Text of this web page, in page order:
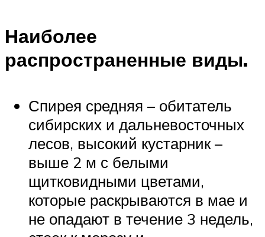
Наиболее
распространенные виды.
Спирея средняя – обитатель
сибирских и дальневосточных
лесов, высокий кустарник –
выше 2 м с белыми
щитковидными цветами,
которые раскрываются в мае и
не опадают в течение 3 недель,